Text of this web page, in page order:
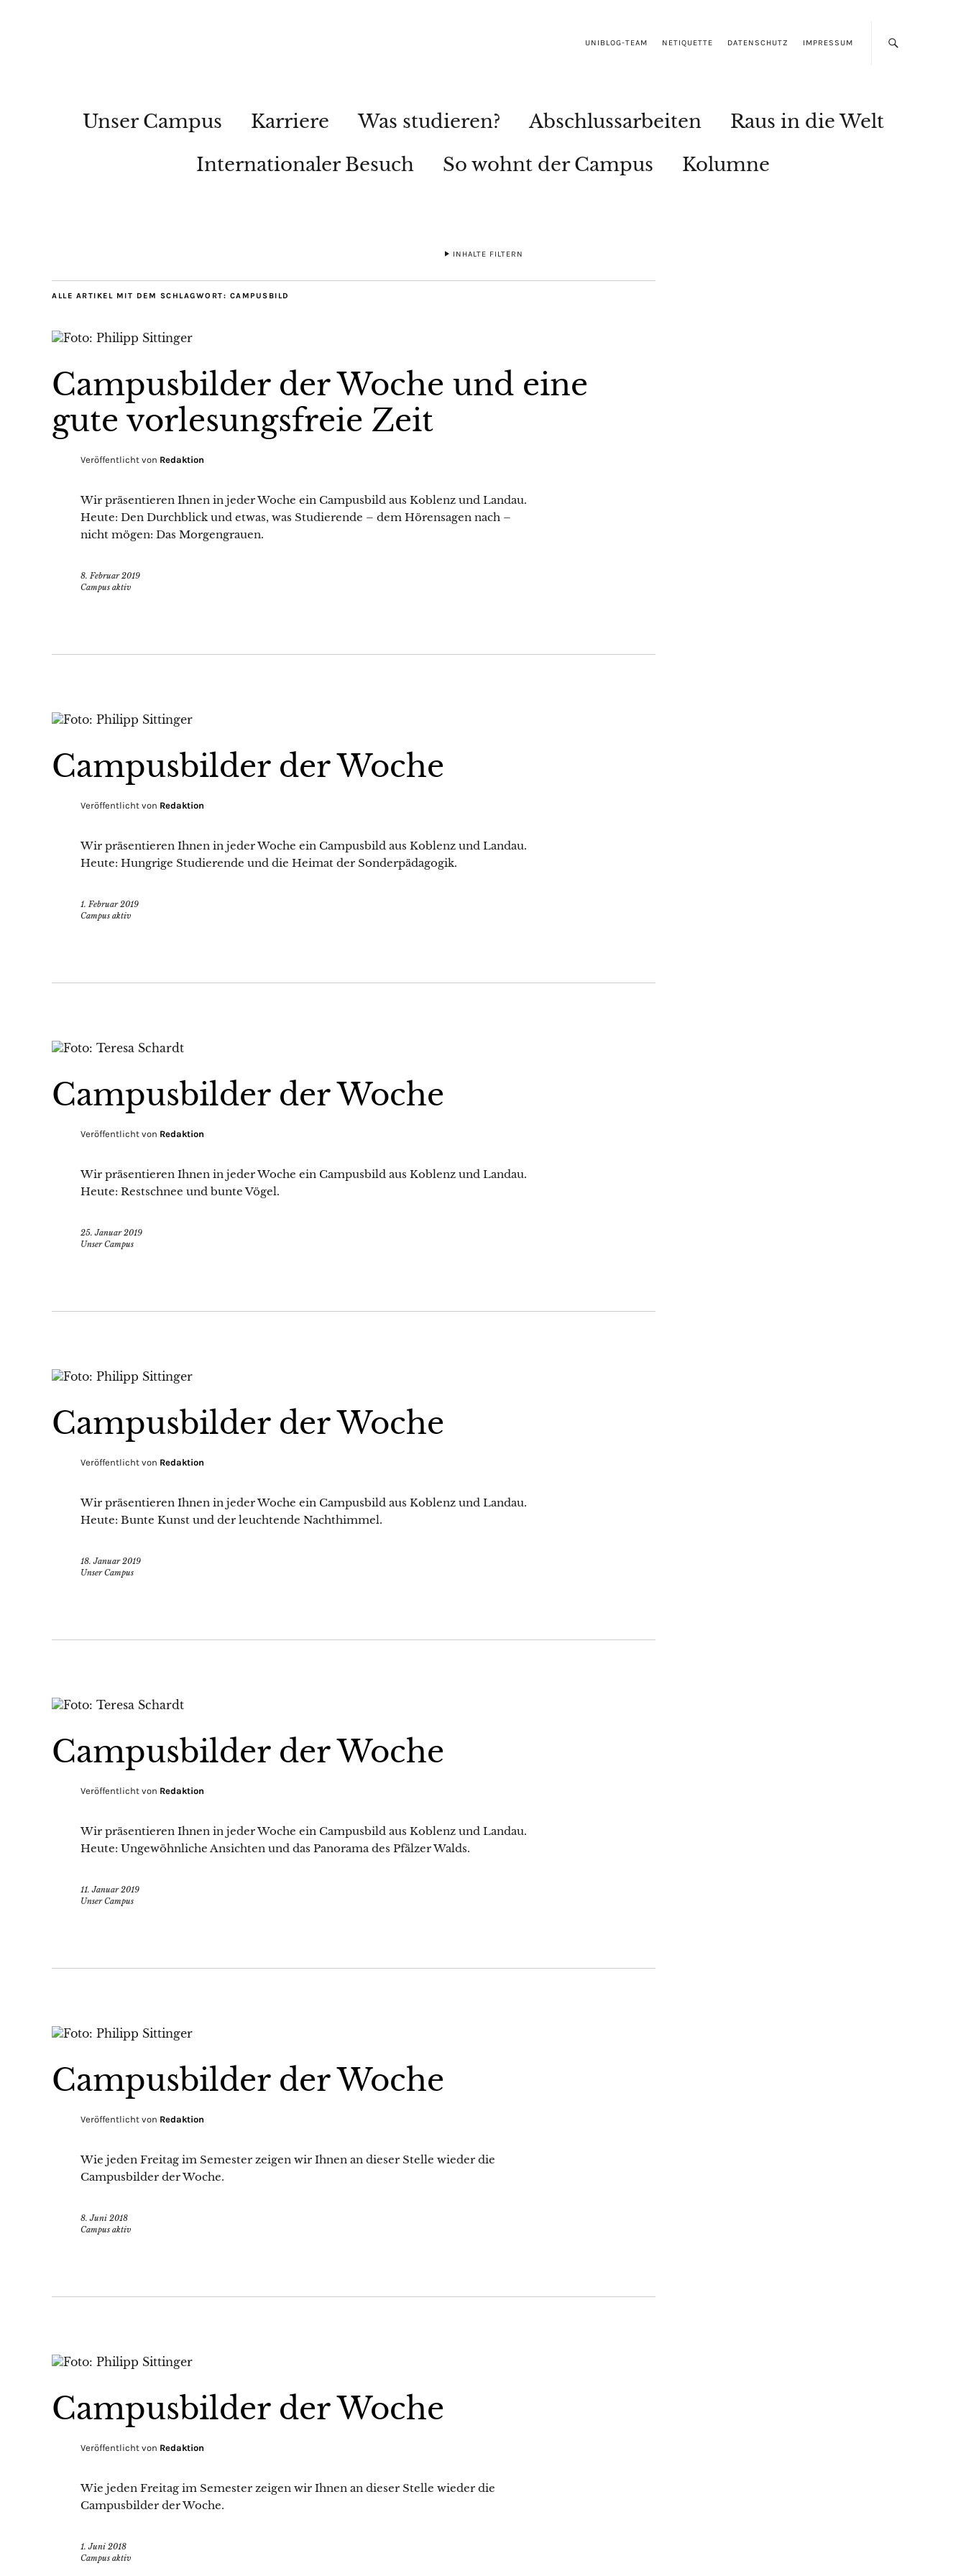
UNIBLOG-TEAM NETIQUETTE DATENSCHUTZ IMPRESSUM
Unser Campus Karriere Was studieren? Abschlussarbeiten
Raus in die Welt
Internationaler Besuch
So wohnt der Campus Kolumne
INHALTE FILTERN
ALLE ARTIKEL MIT DEM SCHLAGWORT: CAMPUSBILD
Campusbilder der Woche und eine
gute vorlesungsfreie Zeit
Veröffentlicht von Redaktion
Wir präsentieren Ihnen in jeder Woche ein Campusbild aus Koblenz und Landau.
Heute: Den Durchblick und etwas, was Studierende – dem Hörensagen nach –
nicht mögen: Das Morgengrauen.
8. Februar 2019
Campus aktiv
Campusbilder der Woche
Veröffentlicht von Redaktion
Wir präsentieren Ihnen in jeder Woche ein Campusbild aus Koblenz und Landau.
Heute: Hungrige Studierende und die Heimat der Sonderpädagogik.
1. Februar 2019
Campus aktiv
Campusbilder der Woche
Veröffentlicht von Redaktion
Wir präsentieren Ihnen in jeder Woche ein Campusbild aus Koblenz und Landau.
Heute: Restschnee und bunte Vögel.
25. Januar 2019
Unser Campus
Campusbilder der Woche
Veröffentlicht von Redaktion
Wir präsentieren Ihnen in jeder Woche ein Campusbild aus Koblenz und Landau.
Heute: Bunte Kunst und der leuchtende Nachthimmel.
18. Januar 2019
Unser Campus
Campusbilder der Woche
Veröffentlicht von Redaktion
Wir präsentieren Ihnen in jeder Woche ein Campusbild aus Koblenz und Landau.
Heute: Ungewöhnliche Ansichten und das Panorama des Pfälzer Walds.
11. Januar 2019
Unser Campus
Campusbilder der Woche
Veröffentlicht von Redaktion
Wie jeden Freitag im Semester zeigen wir Ihnen an dieser Stelle wieder die
Campusbilder der Woche.
8. Juni 2018
Campus aktiv
Campusbilder der Woche
Veröffentlicht von Redaktion
Wie jeden Freitag im Semester zeigen wir Ihnen an dieser Stelle wieder die
Campusbilder der Woche.
1. Juni 2018
Campus aktiv